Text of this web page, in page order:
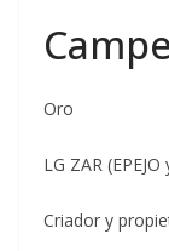
Oro
LG ZAR
Criador y